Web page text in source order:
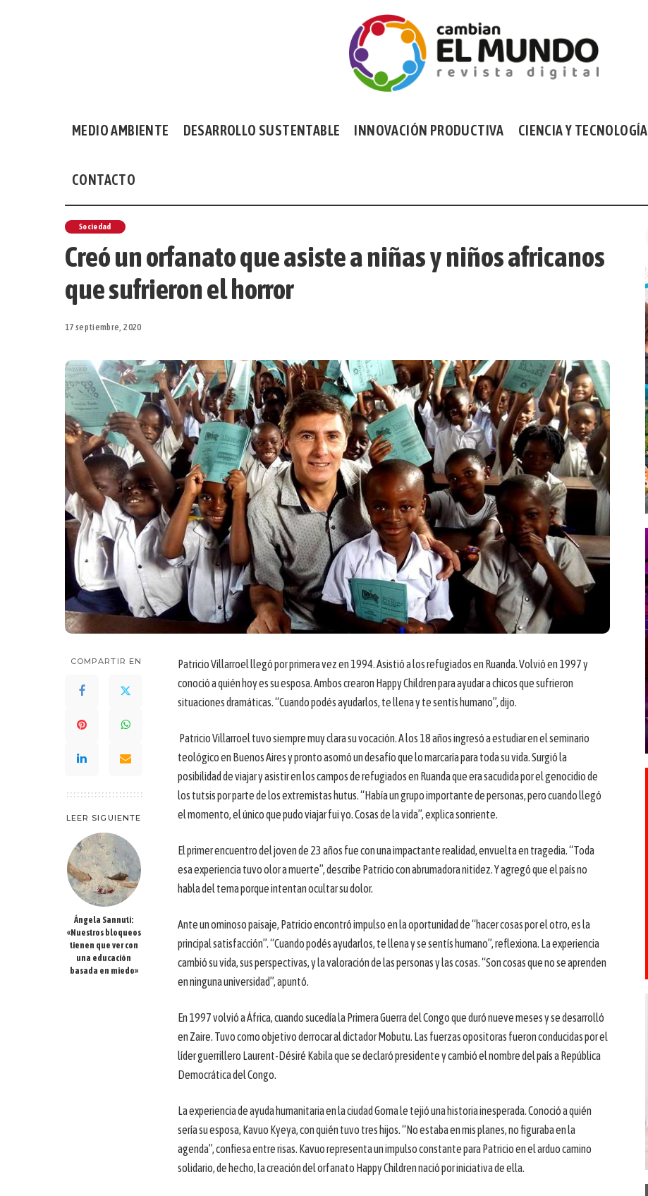
MEDIO AMBIENTE DESARROLLO SUSTENTABLE INNOVACIÓN PRODUCTIVA CIENCIA Y TECNOLOGÍA
CONTACTO
Sociedad
Creó un orfanato que asiste a niñas y niños africanos
que sufrieron el horror
17 septiembre, 2020
COMPARTIR EN
LEER SIGUIENTE
Ángela Sannuti:
«Nuestros bloqueos
tienen que ver con
una educación
basada en miedo»
Patricio Villarroel llegó por primera vez en 1994. Asistió a los refugiados en Ruanda. Volvió en 1997 y
conoció a quién hoy es su esposa. Ambos crearon Happy Children para ayudar a chicos que sufrieron
situaciones dramáticas. “Cuando podés ayudarlos, te llena y te sentís humano”, dijo.
Patricio Villarroel tuvo siempre muy clara su vocación. A los 18 años ingresó a estudiar en el seminario
teológico en Buenos Aires y pronto asomó un desafío que lo marcaría para toda su vida. Surgió la
posibilidad de viajar y asistir en los campos de refugiados en Ruanda que era sacudida por el genocidio de
los tutsis por parte de los extremistas hutus. “Había un grupo importante de personas, pero cuando llegó
el momento, el único que pudo viajar fui yo. Cosas de la vida”, explica sonriente.
El primer encuentro del joven de 23 años fue con una impactante realidad, envuelta en tragedia. “Toda
esa experiencia tuvo olor a muerte”, describe Patricio con abrumadora nitidez. Y agregó que el país no
habla del tema porque intentan ocultar su dolor.
Ante un ominoso paisaje, Patricio encontró impulso en la oportunidad de “hacer cosas por el otro, es la
principal satisfacción”. “Cuando podés ayudarlos, te llena y se sentís humano”, reflexiona. La experiencia
cambió su vida, sus perspectivas, y la valoración de las personas y las cosas. “Son cosas que no se aprenden
en ninguna universidad”, apuntó.
En 1997 volvió a África, cuando sucedía la Primera Guerra del Congo que duró nueve meses y se desarrolló
en Zaire. Tuvo como objetivo derrocar al dictador Mobutu. Las fuerzas opositoras fueron conducidas por el
líder guerrillero Laurent-Désiré Kabila que se declaró presidente y cambió el nombre del país a República
Democrática del Congo.
La experiencia de ayuda humanitaria en la ciudad Goma le tejió una historia inesperada. Conoció a quién
sería su esposa, Kavuo Kyeya, con quién tuvo tres hijos. “No estaba en mis planes, no figuraba en la
agenda”, confiesa entre risas. Kavuo representa un impulso constante para Patricio en el arduo camino
solidario, de hecho, la creación del orfanato Happy Children nació por iniciativa de ella.